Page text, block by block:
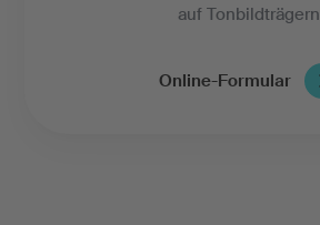
auf Tonbildträgern
Online-Formular